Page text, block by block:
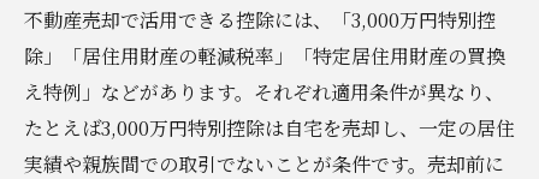
不動産売却で活用できる控除には、「3,000万円特別控
除」「居住用財産の軽減税率」「特定居住用財産の買換
え特例」などがあります。それぞれ適用条件が異なり、
たとえば3,000万円特別控除は自宅を売却し、一定の居住
実績や親族間での取引でないことが条件です。売却前に